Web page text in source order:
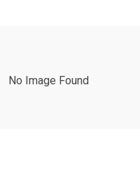
No Image Found